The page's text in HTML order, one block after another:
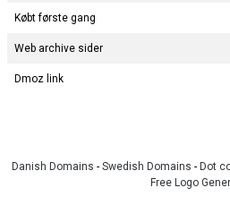
Købt første gang
Web archive sider
Dmoz link
Danish Domains - Swedish Domains - Dot
Free Logo